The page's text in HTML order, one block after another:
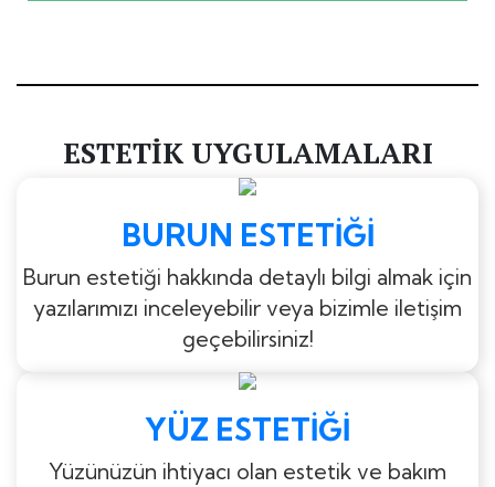
ESTETIK UYGULAMALARI
BURUN ESTETIĞI
Burun estetiği hakkında detaylı bilgi almak için
yazılarımızı inceleyebilir veya bizimle iletişim
geçebilirsiniz!
YÜZ ESTETIĞI
Yüzünüzün ihtiyacı olan estetik ve bakım